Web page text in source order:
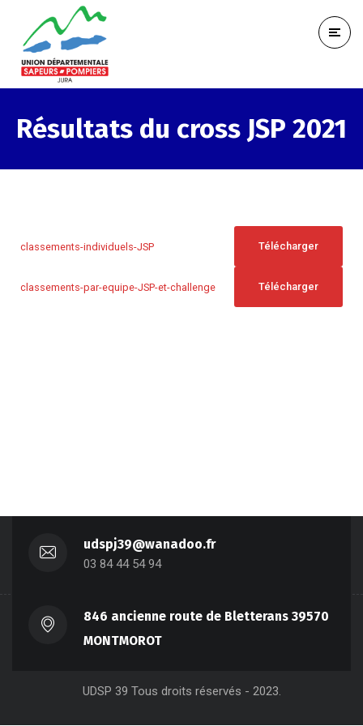
Résultats du cross JSP 2021
classements-individuels-JSP Télécharger
classements-par-equipe-JSP-et-challenge Télécharger
udspj39@wanadoo.fr
03 84 44 54 94
846 ancienne route de Bletterans 39570
MONTMOROT
UDSP 39 Tous droits réservés - 2023.